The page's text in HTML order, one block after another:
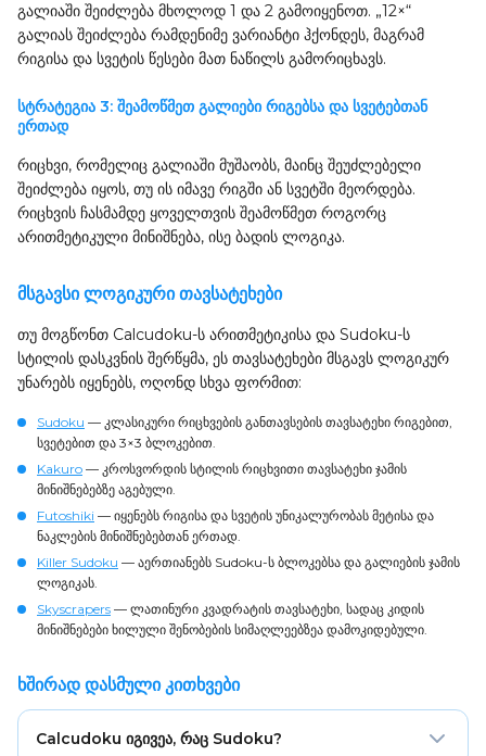
გალიაში შეიძლება მხოლოდ 1 და 2 გამოიყენოთ. „12×“
გალიას შეიძლება რამდენიმე ვარიანტი ჰქონდეს, მაგრამ
რიგისა და სვეტის წესები მათ ნაწილს გამორიცხავს.
სტრატეგია 3: შეამოწმეთ გალიები რიგებსა და სვეტებთან
ერთად
რიცხვი, რომელიც გალიაში მუშაობს, მაინც შეუძლებელი
შეიძლება იყოს, თუ ის იმავე რიგში ან სვეტში მეორდება.
რიცხვის ჩასმამდე ყოველთვის შეამოწმეთ როგორც
არითმეტიკული მინიშნება, ისე ბადის ლოგიკა.
მსგავსი ლოგიკური თავსატეხები
თუ მოგწონთ Calcudoku-ს არითმეტიკისა და Sudoku-ს
სტილის დასკვნის შერწყმა, ეს თავსატეხები მსგავს ლოგიკურ
უნარებს იყენებს, ოღონდ სხვა ფორმით:
Sudoku — კლასიკური რიცხვების განთავსების თავსატეხი რიგებით,
სვეტებით და 3×3 ბლოკებით.
Kakuro — კროსვორდის სტილის რიცხვითი თავსატეხი ჯამის
მინიშნებებზე აგებული.
Futoshiki — იყენებს რიგისა და სვეტის უნიკალურობას მეტისა და
ნაკლების მინიშნებებთან ერთად.
Killer Sudoku — აერთიანებს Sudoku-ს ბლოკებსა და გალიების ჯამის
ლოგიკას.
Skyscrapers — ლათინური კვადრატის თავსატეხი, სადაც კიდის
მინიშნებები ხილული შენობების სიმაღლეებზეა დამოკიდებული.
ხშირად დასმული კითხვები
Calcudoku იგივეა, რაც Sudoku?